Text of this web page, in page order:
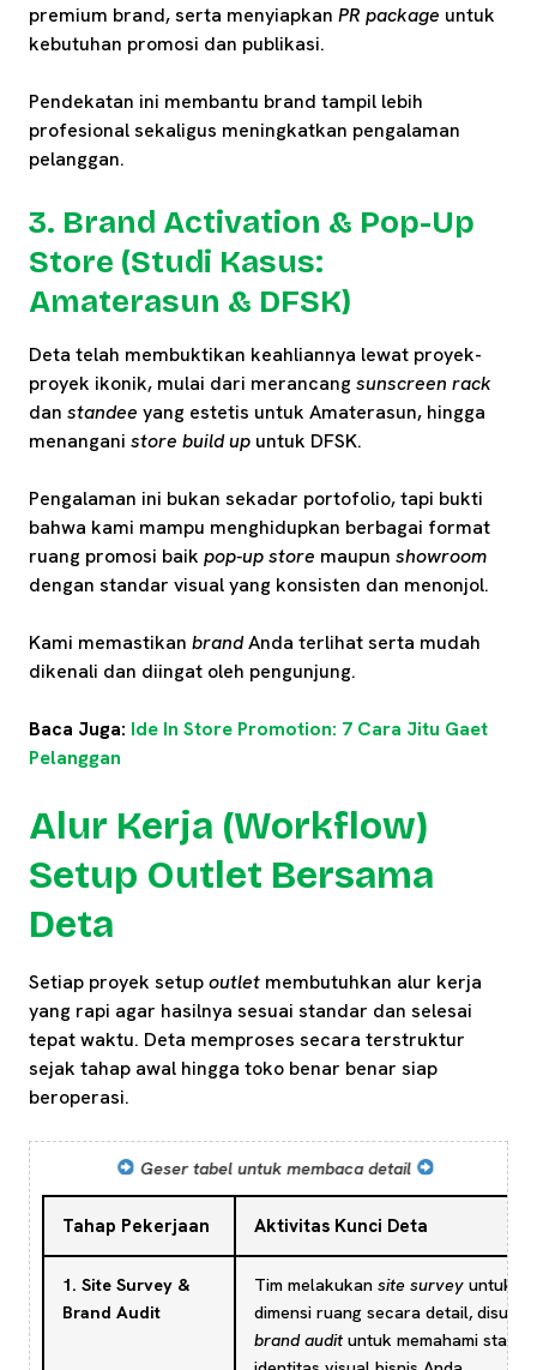
premium brand, serta menyiapkan PR package untuk
kebutuhan promosi dan publikasi.
Pendekatan ini membantu brand tampil lebih
profesional sekaligus meningkatkan pengalaman
pelanggan.
3. Brand Activation & Pop-Up
Store (Studi Kasus:
Amaterasun & DFSK)
Deta telah membuktikan keahliannya lewat proyek-
proyek ikonik, mulai dari merancangsunscreen rack
dan standee yang estetis untuk Amaterasun, hingga
menangani store build up untuk DFSK.
Pengalaman ini bukan sekadar portofolio, tapi bukti
bahwa kami mampu menghidupkan berbagai format
ruang promosi baik pop-up store maupun showroom
dengan standar visual yang konsisten dan menonjol.
Kami memastikan brandAnda terlihat serta mudah
dikenali dan diingat oleh pengunjung.
Baca Juga: Ide In Store Promotion: 7 Cara Jitu Gaet
Pelanggan
Alur Kerja (Workflow)
Setup Outlet Bersama
Deta
Setiap proyek setupoutlet membutuhkan alur kerja
yang rapi agar hasilnya sesuai standar dan selesai
tepat waktu. Deta memproses secara terstruktur
sejak tahap awal hingga toko benar benar siap
beroperasi.
Geser tabel untuk membaca detail
Tahap Pekerjaan Aktivitas Kunci Deta
1. Site Survey &
Brand Audit
Tim melakukan site survey untuk
dimensi ruang secara detail, disusul
brand audit untuk memahami